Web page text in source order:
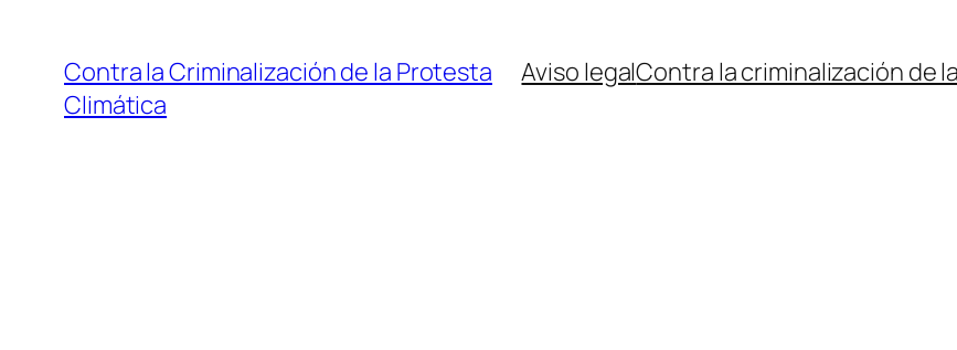
contenido
Contra la Criminalización de la Protesta
Climática
Aviso legalContra la criminalización de